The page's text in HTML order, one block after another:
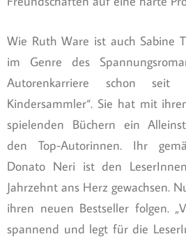
Wie Ruth Ware ist auch Sabine
im Genre des
Autorenkarriere schon
Kindersammler“. Sie hat mit
spielenden Büchern ein
den Top-Autorinnen. Ihr
Donato Neri ist den
Jahrzehnt ans Herz gewachsen.
ihren neuen Bestseller folgen.
spannend und legt für die